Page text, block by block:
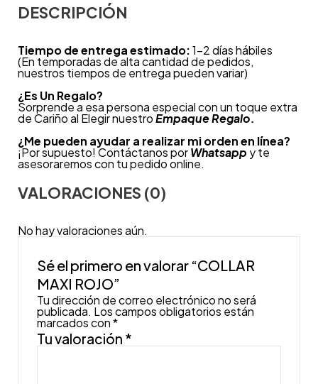
DESCRIPCIÓN
Tiempo de entrega estimado:1-2 días hábiles
(En temporadas de alta cantidad de pedidos,
nuestros tiempos de entrega pueden variar)
¿Es Un Regalo?
Sorprende a esa persona especial con un toque extra
de Cariño al Elegir nuestroEmpaque Regalo.
¿Me pueden ayudar a realizar mi orden en línea?
¡Por supuesto! Contáctanos porWhatsapp y te
asesoraremos con tu pedido online.
VALORACIONES (0)
No hay valoraciones aún.
Sé el primero en valorar “COLLAR
MAXI ROJO”
Tu dirección de correo electrónico no será
publicada. Los campos obligatorios están
marcados con*
Tu valoración *